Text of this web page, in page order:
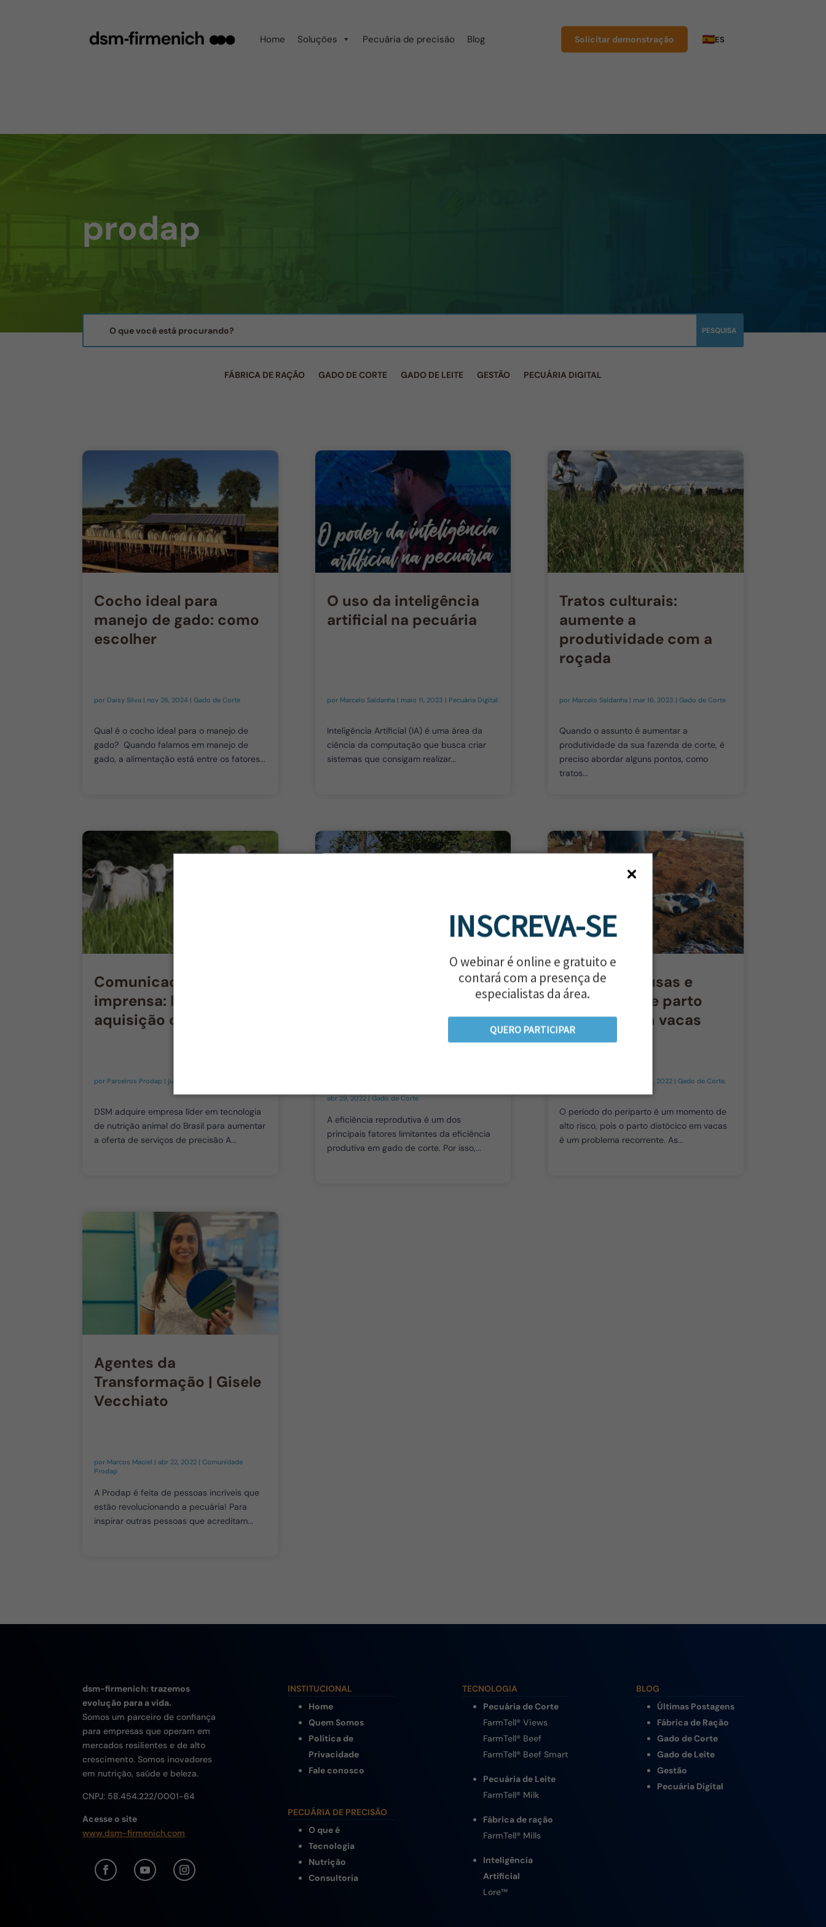
INSCREVA-SE
O webinar é online e gratuito e
contará com a presença de
especialistas da área.
QUERO PARTICIPAR
Home Soluções Pecuária de precisão Blog Solicitar demonstração ES
prodap
FÁBRICA DE RAÇÃO GADO DE CORTE GADO DE LEITE GESTÃO PECUÁRIA DIGITAL
Cocho ideal para
manejo de gado: como
escolher
por Daisy Silva | nov 26, 2024 |Gado de Corte
Qual é o cocho ideal para o manejo de
gado? Quando falamos em manejo de
gado, a alimentação está entre os fatores...
Comunicado de
imprensa: DSM anuncia
aquisição da Prodap
por Parceiros Prodap | jun 8, 2022
DSM adquire empresa líder em tecnologia
de nutrição animal do Brasil para aumentar
a oferta de serviços de precisão A...
Agentes da
Transformação | Gisele
Vecchiato
por Marcos Maciel |abr 22, 2022 |Comunidade
Prodap
A Prodap é feita de pessoas incríveis que
estão revolucionando a pecuária! Para
inspirar outras pessoas que acreditam...
O uso da inteligência
artificial na pecuária
por Marcelo Saldanha| maio 11, 2023 | Pecuária Digital
Inteligência Artificial (IA) é uma área da
ciência da computação que busca criar
sistemas que consigam realizar...
abr 29, 2022| Gado de Corte
A eficiência reprodutiva é um dos
principais fatores limitantes da eficiência
produtiva em gado de corte. Por isso,...
Tratos culturais:
aumente a
produtividade com a
roçada
por Marcelo Saldanha| mar 16, 2023 | Gado de Corte
Quando o assunto é aumentar a
produtividade da sua fazenda de corte, é
preciso abordar alguns pontos, como
tratos...
Distocia: Causas e
prevenção de parto
distócico em vacas
abr 26, 2022| Gado de Corte,
O período do periparto é um momento de
alto risco, pois o parto distócico em vacas
é um problema recorrente. As...
dsm-firmenich: trazemos
evolução para a vida.
Somos um parceiro de confiança
para empresas que operam em
mercados resilientes e de alto
crescimento. Somos inovadores
em nutrição, saúde e beleza.
CNPJ: 58.454.222/0001-64
Acesse o site
www.dsm-firmenich.com
INSTITUCIONAL
Home
Quem Somos
Política de
Privacidade
Fale conosco
PECUÁRIA DE PRECISÃO
O que é
Tecnologia
Nutrição
Consultoria
TECNOLOGIA
Pecuária de Corte
FarmTell® Views
FarmTell® Beef
FarmTell® Beef Smart
Pecuária de Leite
FarmTell® Milk
Fábrica de ração
FarmTell® Mills
Inteligência
Artificial
Lore™
BLOG
Últimas Postagens
Fábrica de Ração
Gado de Corte
Gado de Leite
Gestão
Pecuária Digital